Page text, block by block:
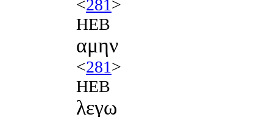
<281>
HEB
αμην
<281>
HEB
λεγω